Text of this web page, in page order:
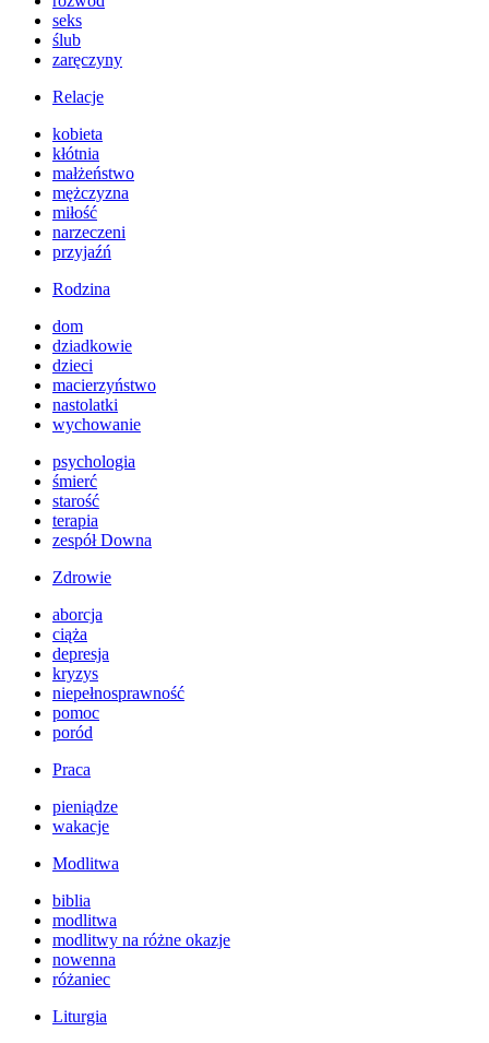
seks
ślub
zaręczyny
Relacje
kobieta
kłótnia
małżeństwo
mężczyzna
miłość
narzeczeni
przyjaźń
Rodzina
dom
dziadkowie
dzieci
macierzyństwo
nastolatki
wychowanie
psychologia
śmierć
starość
terapia
zespół Downa
Zdrowie
aborcja
ciąża
depresja
kryzys
niepełnosprawność
pomoc
poród
Praca
pieniądze
wakacje
Modlitwa
biblia
modlitwa
modlitwy na różne okazje
nowenna
różaniec
Liturgia